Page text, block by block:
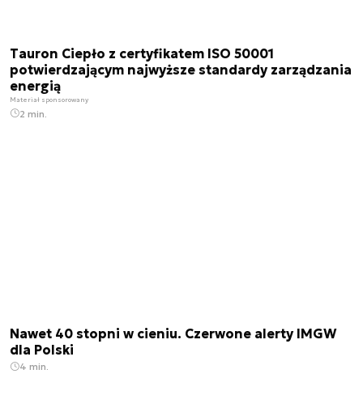
Tauron Ciepło z certyfikatem ISO 50001
potwierdzającym najwyższe standardy zarządzania
energią
Materiał sponsorowany
2 min.
Nawet 40 stopni w cieniu. Czerwone alerty IMGW
dla Polski
4 min.